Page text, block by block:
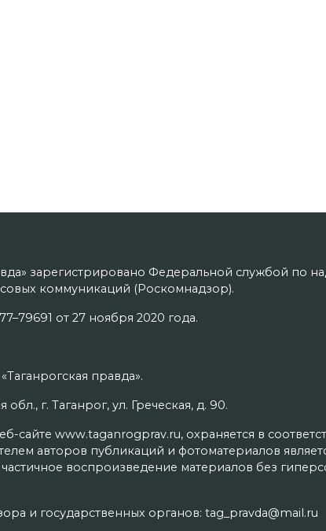
зарегистрировано Федеральной службой по
коммуникаций (Роскомнадзор).
от 27 ноября 2020 года.
правда».
г. Таганрог, ул. Греческая, д. 90.
сайте www.taganrogprav.ru, охраняется в
авторов публикаций и фотоматериалов
воспроизведение материалов без
и государственных органов: tag_pravda@mail.ru